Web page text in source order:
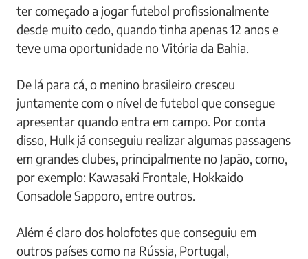
ter começado a jogar futebol profissionalmente
desde muito cedo, quando tinha apenas 12 anos e
teve uma oportunidade no Vitória da Bahia.
De lá para cá, o menino brasileiro cresceu
juntamente com o nível de futebol que consegue
apresentar quando entra em campo. Por conta
disso, Hulk já conseguiu realizar algumas passagens
em grandes clubes, principalmente no Japão, como,
por exemplo: Kawasaki Frontale, Hokkaido
Consadole Sapporo, entre outros.
Além é claro dos holofotes que conseguiu em
outros países como na Rússia, Portugal,